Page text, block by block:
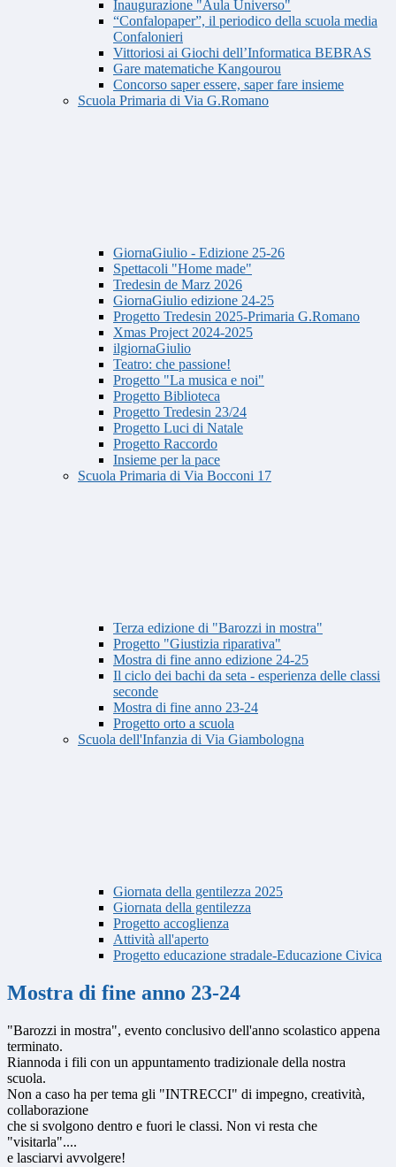
Inaugurazione "Aula Universo"
“Confalopaper”, il periodico della scuola media
Confalonieri
Vittoriosi ai Giochi dell’Informatica BEBRAS
Gare matematiche Kangourou
Concorso saper essere, saper fare insieme
Scuola Primaria di Via G.Romano
GiornaGiulio - Edizione 25-26
Spettacoli "Home made"
Tredesin de Marz 2026
GiornaGiulio edizione 24-25
Progetto Tredesin 2025-Primaria G.Romano
Xmas Project 2024-2025
ilgiornaGiulio
Teatro: che passione!
Progetto "La musica e noi"
Progetto Biblioteca
Progetto Tredesin 23/24
Progetto Luci di Natale
Progetto Raccordo
Insieme per la pace
Scuola Primaria di Via Bocconi 17
Terza edizione di "Barozzi in mostra"
Progetto "Giustizia riparativa"
Mostra di fine anno edizione 24-25
Il ciclo dei bachi da seta - esperienza delle classi
seconde
Mostra di fine anno 23-24
Progetto orto a scuola
Scuola dell'Infanzia di Via Giambologna
Giornata della gentilezza 2025
Giornata della gentilezza
Progetto accoglienza
Attività all'aperto
Progetto educazione stradale-Educazione Civica
Mostra di fine anno 23-24
"Barozzi in mostra", evento conclusivo dell'anno scolastico appena
terminato.
Riannoda i fili con un appuntamento tradizionale della nostra
scuola.
Non a caso ha per tema gli "INTRECCI" di impegno, creatività,
collaborazione
che si svolgono dentro e fuori le classi. Non vi resta che
"visitarla"....
e lasciarvi avvolgere!